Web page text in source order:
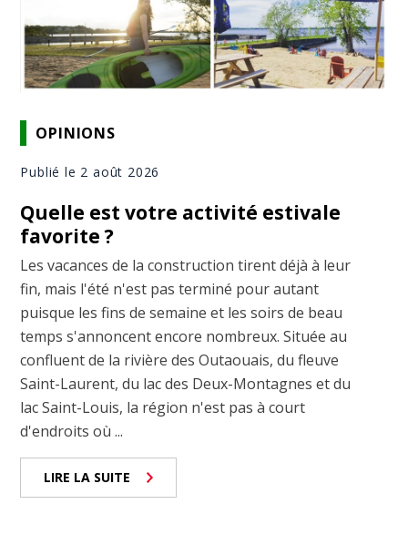
OPINIONS
Publié le 2 août 2026
Quelle est votre activité estivale
favorite ?
Les vacances de la construction tirent déjà à leur
fin, mais l'été n'est pas terminé pour autant
puisque les fins de semaine et les soirs de beau
temps s'annoncent encore nombreux. Située au
confluent de la rivière des Outaouais, du fleuve
Saint-Laurent, du lac des Deux-Montagnes et du
lac Saint-Louis, la région n'est pas à court
d'endroits où ...
LIRE LA SUITE